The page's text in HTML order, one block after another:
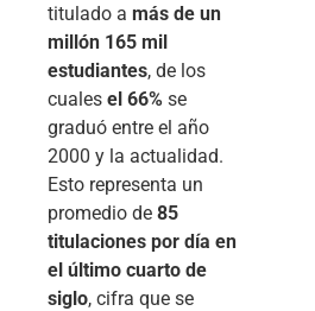
titulado a más de un
millón 165 mil
estudiantes, de los
cuales el 66% se
graduó entre el año
2000 y la actualidad.
Esto representa un
promedio de 85
titulaciones por día en
el último cuarto de
siglo, cifra que se